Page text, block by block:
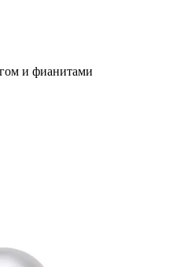
и фианитами